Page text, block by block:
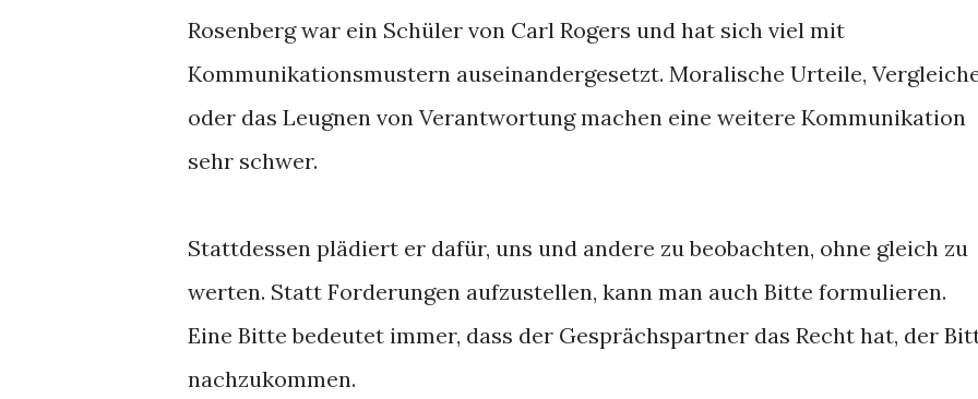
Rosenberg war ein Schüler von Carl Rogers und hat sich viel mit
Kommunikationsmustern auseinandergesetzt. Moralische Urteile,
oder das Leugnen von Verantwortung machen eine weitere Kommunikation
sehr schwer.
Stattdessen plädiert er dafür, uns und andere zu beobachten, ohne gleich zu
werten. Statt Forderungen aufzustellen, kann man auch Bitte formulieren.
Eine Bitte bedeutet immer, dass der Gesprächspartner das Recht hat, der
nachzukommen.